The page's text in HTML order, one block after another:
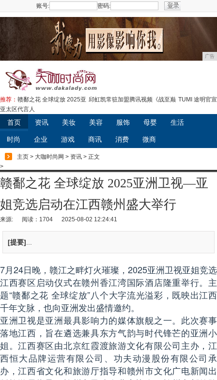
账号: 密码:
广告
推荐： 赣鄱之花 全球绽放 2025亚 邱虹凯常驻加盟腾讯视频《战至巅 TUMI 途明官宣
亚太区代言人
首页 资讯 美妆 美容 服饰 母婴 生活
时尚 企业 游戏 商讯 消费 微商
主页 > 大咖时尚网 > 资讯 > 正文
>
赣鄱之花 全球绽放 2025亚洲卫视—亚
姐竞选启动在江西赣州盛大举行
来源: 阅读：1704 2025-08-02 12:24:41
[提要]
7月24日晚，赣江之畔灯火璀璨，2025亚洲卫视亚姐竞选
江西赛区启动仪式在赣州香江湾国际酒店隆重举行。主
题“赣鄱之花 全球绽放”八个大字流光溢彩，既映出江西
千年文脉，也向亚洲发出盛情邀约。
亚洲卫视是亚洲最具影响力的媒体旗舰之一。此次赛事
落地江西，旨在遴选兼具东方气韵与时代锋芒的亚洲小
姐。江西赛区由北京红霞渡旅游文化有限公司主办，江
西恒大品牌运营有限公司、功夫动漫股份有限公司承
办，江西省文化和旅游厅指导和赣州市文化广电新闻出